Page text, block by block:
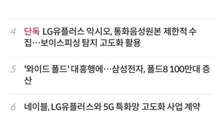
4 단독 LG유플러스 익시오, 통화음성원본 제한적 수
집…보이스피싱 탐지 고도화 활용
5
'와이드 폴드' 대흥행에…삼성전자, 폴드8 100만대 증
산
6 네이블, LG유플러스와 5G 특화망 고도화 사업 계약